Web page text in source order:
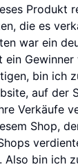
Produkt
die es
war ein
ein Gewinner
bin ich
auf der
Verkäufe
Shop,
Also bin ich